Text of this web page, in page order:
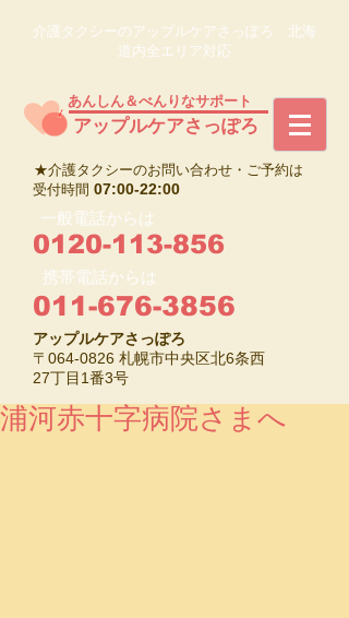
介護タクシーのアップルケアさっぽろ 北海
道内全エリア対応
​アップルケアさっぽろ
あんしん＆べんりなサポート
★介護タクシーのお問い合わせ・ご予約は
受付時間 07:00-22:00
0120-113-856
一般電話からは
携帯電話からは
011-676-3856
アップルケアさっぽろ
〒064-0826 札幌市中央区北6条西
27丁目1番3号
浦河赤十字病院さまへ